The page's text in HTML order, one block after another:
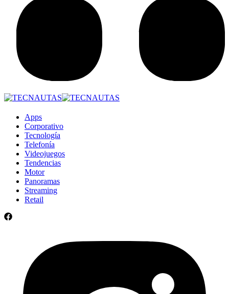
Apps
Corporativo
Tecnología
Telefonía
Videojuegos
Tendencias
Motor
Panoramas
Streaming
Retail